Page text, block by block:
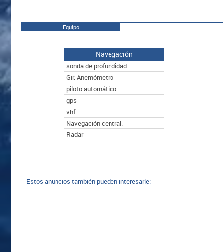
Equipo
Navegación
sonda de profundidad
Gir. Anemómetro
piloto automático.
gps
vhf
Navegación central.
Radar
Estos anuncios también pueden interesarle: